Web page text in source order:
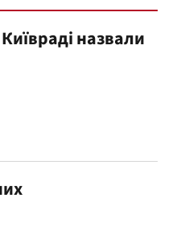
назвали